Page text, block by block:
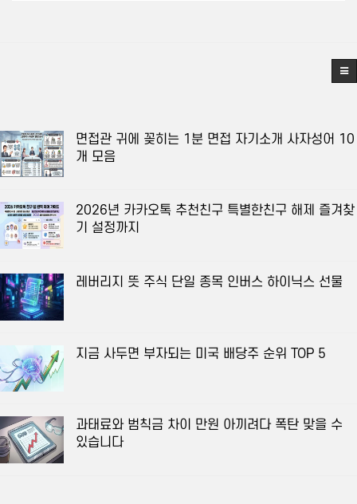
면접관 귀에 꽂히는 1분 면접 자기소개 사자성어 10
개 모음
2026년 카카오톡 추천친구 특별한친구 해제 즐겨찾
기 설정까지
레버리지 뜻 주식 단일 종목 인버스 하이닉스 선물
지금 사두면 부자되는 미국 배당주 순위 TOP 5
과태료와 범칙금 차이 만원 아끼려다 폭탄 맞을 수
있습니다